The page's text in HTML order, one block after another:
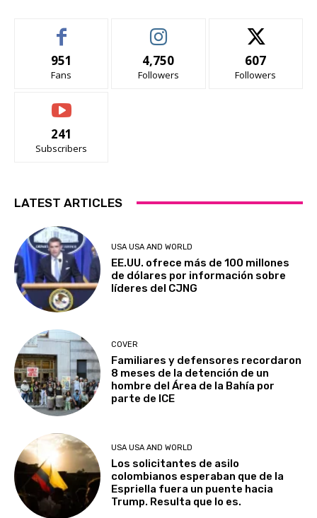
951
Fans
4,750
Followers
607
Followers
241
Subscribers
LATEST ARTICLES
USA USA AND WORLD
EE.UU. ofrece más de 100 millones
de dólares por información sobre
líderes del CJNG
COVER
Familiares y defensores recordaron
8 meses de la detención de un
hombre del Área de la Bahía por
parte de ICE
USA USA AND WORLD
Los solicitantes de asilo
colombianos esperaban que de la
Espriella fuera un puente hacia
Trump. Resulta que lo es.